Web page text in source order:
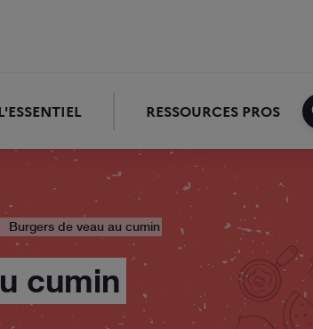
RESSOURCES PROS
Burgers de veau au cumin
cumin